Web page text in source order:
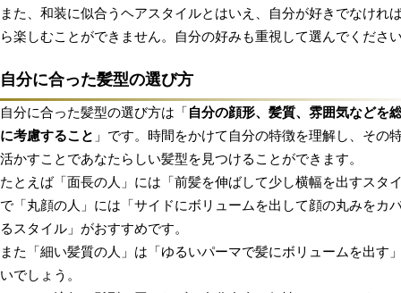
また、和装に似合うヘアスタイルとはいえ、自分が好きでなけれ
ら楽しむことができません。自分の好みも重視して選んでくださ
自分に合った髪型の選び方
自分に合った髪型の選び方は「自分の顔形、髪質、雰囲気などを
に考慮すること 」です。時間をかけて自分の特徴を理解し、その
活かすことであなたらしい髪型を見つけることができます。
たとえば「面長の人」には「前髪を伸ばして少し横幅を出すスタ
で「丸顔の人」には「サイドにボリュームを出して顔の丸みをカ
るスタイル」がおすすめです。
また「細い髪質の人」は「ゆるいパーマで髪にボリュームを出す
いでしょう。